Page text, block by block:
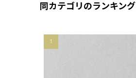
同カテゴリのランキング
1